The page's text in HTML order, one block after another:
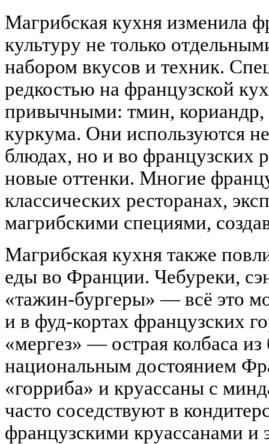
Магрибская кухня изменила
культуру не только
набором вкусов и техник.
редкостью на французской
привычными: тмин,
куркума. Они используются
блюдах, но и во французских
новые оттенки. Многие
классических ресторанах,
магрибскими специями,
Магрибская кухня также
еды во Франции. Чебуреки,
«тажин-бургеры» — всё это
и в фуд-кортах французских
«мергез» — острая колбаса
национальным достоянием
«горриба» и круассаны с
часто соседствуют в
французскими круассанами и